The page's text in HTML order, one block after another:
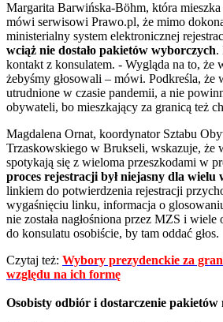
Margarita Barwińska-Böhm, która
mówi serwisowi Prawo.pl, że mimo
ministerialny system elektronicznej
wciąż nie dostało pakietów wyborczych.
kontakt z konsulatem. - Wygląda na to, że
żebyśmy głosowali – mówi. Podkreśla, że
utrudnione w czasie pandemii, a nie
obywateli, bo mieszkający za granicą też
Magdalena Ornat, koordynator Sztabu
Trzaskowskiego w Brukseli, wskazuje, że
spotykają się z wieloma przeszkodami w
proces rejestracji był niejasny dla wielu
linkiem do potwierdzenia rejestracji
wygaśnięciu linku, informacja o
nie została nagłośniona przez MZS i wiele
do konsulatu osobiście, by tam oddać głos.
Czytaj też: Wybory prezydenckie za
względu na ich formę
Osobisty odbiór i dostarczenie pakietów